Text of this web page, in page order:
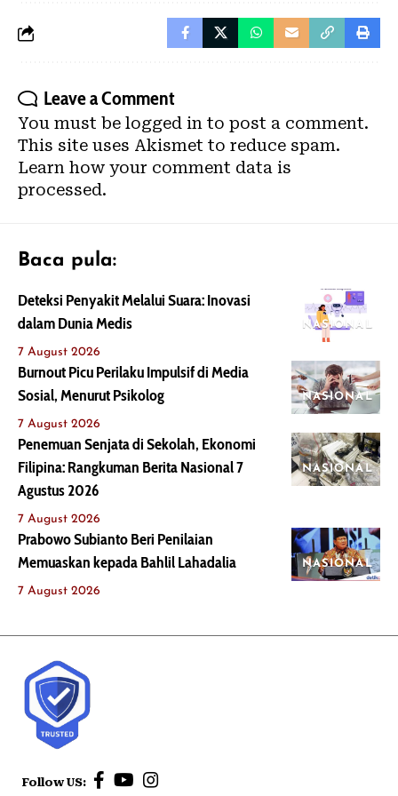
Leave a Comment
You must be logged in to post a comment.
This site uses Akismet to reduce spam.
Learn how your comment data is
processed.
Baca pula:
NASIONAL
Deteksi Penyakit Melalui Suara: Inovasi
dalam Dunia Medis
7 August 2026
NASIONAL
Burnout Picu Perilaku Impulsif di Media
Sosial, Menurut Psikolog
7 August 2026
NASIONAL
Penemuan Senjata di Sekolah, Ekonomi
Filipina: Rangkuman Berita Nasional 7
Agustus 2026
7 August 2026
NASIONAL
Prabowo Subianto Beri Penilaian
Memuaskan kepada Bahlil Lahadalia
7 August 2026
Follow US: